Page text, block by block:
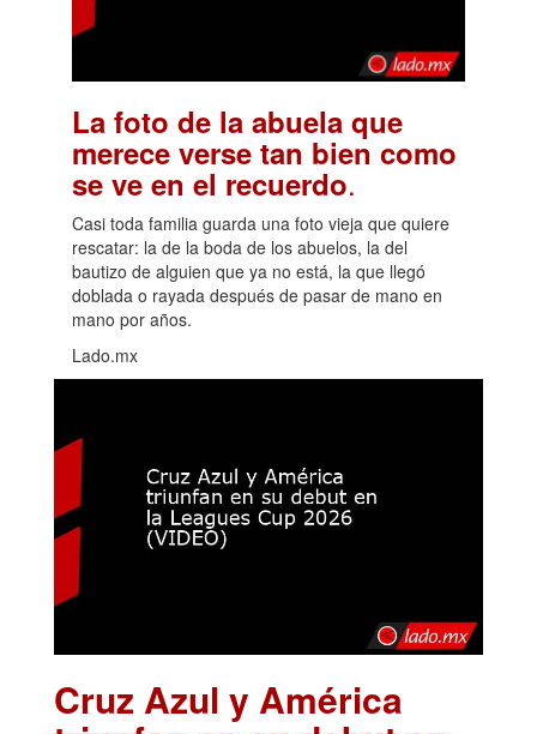
La foto de la abuela que
merece verse tan bien como
se ve en el recuerdo.
Casi toda familia guarda una foto vieja que quiere
rescatar: la de la boda de los abuelos, la del
bautizo de alguien que ya no está, la que llegó
doblada o rayada después de pasar de mano en
mano por años.
Lado.mx
Cruz Azul y América